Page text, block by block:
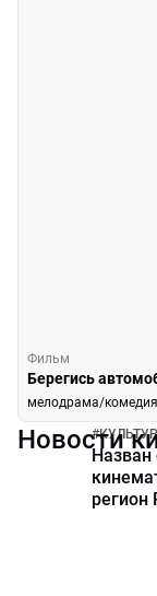
Фильм
Берегись
мелодрама/
Новости
#
регион